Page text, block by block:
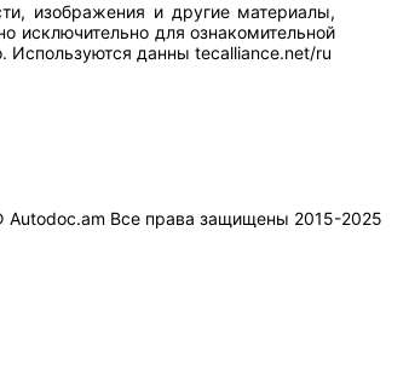
изображения и другие материалы,
исключительно для ознакомительной
Используются данны tecalliance.net/ru
Autodoc.am Все права защищены 2015-2025